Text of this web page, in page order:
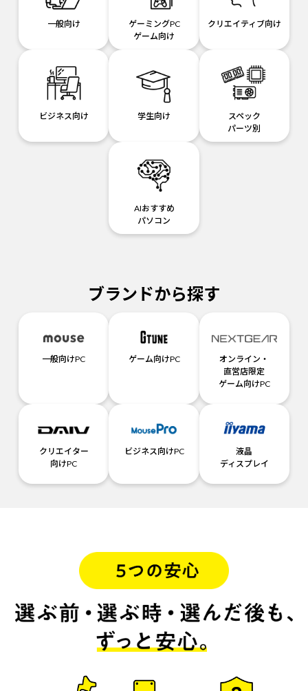
一般向け
ゲーミングPC
ゲーム向け
クリエイティブ向け
ビジネス向け 学生向け
スペック
パーツ別
AIおすすめ
パソコン
ブランドから探す
一般向けPC ゲーム向けPC
オンライン・
直営店限定
ゲーム向けPC
クリエイター
向けPC
ビジネス向けPC
液晶
ディスプレイ